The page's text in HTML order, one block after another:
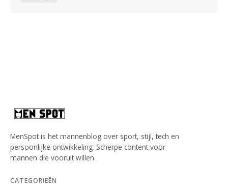
MenSpot is het mannenblog over sport, stijl, tech en
persoonlijke ontwikkeling. Scherpe content voor
mannen die vooruit willen.
CATEGORIEËN